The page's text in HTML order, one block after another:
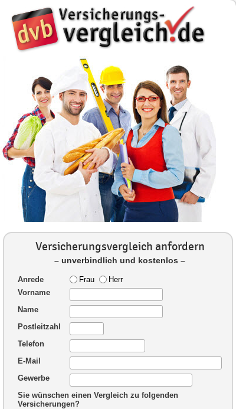
Versicherungsvergleich anfordern
– unverbindlich und kostenlos –
Anrede Frau
Herr
Vorname
Name
Postleitzahl
Telefon
E-Mail
Gewerbe
Sie wünschen einen Vergleich zu folgenden
Versicherungen?